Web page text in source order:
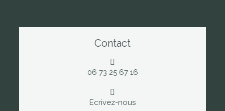
Contact
06 73 25 67 16
Ecrivez-nous